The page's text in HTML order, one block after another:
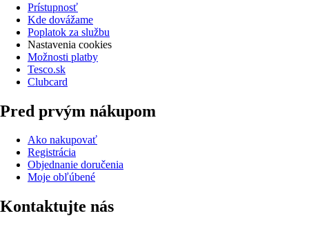
Prístupnosť
Kde dovážame
Poplatok za službu
Nastavenia cookies
Možnosti platby
Tesco.sk
Clubcard
Pred prvým nákupom
Ako nakupovať
Registrácia
Objednanie doručenia
Moje obľúbené
Kontaktujte nás